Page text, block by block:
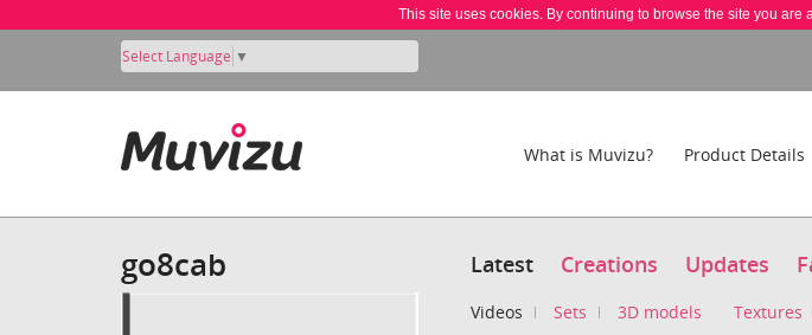
This site uses cookies. By continuing to browse the site you are
Select Language ▼
What is Muvizu? Product Details
go8cab Latest Creations Updates
Videos Sets 3D models Textures